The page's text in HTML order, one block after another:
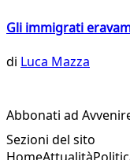
Gli immigrati
di Luca Mazza
Abbonati ad
Sezioni del sito